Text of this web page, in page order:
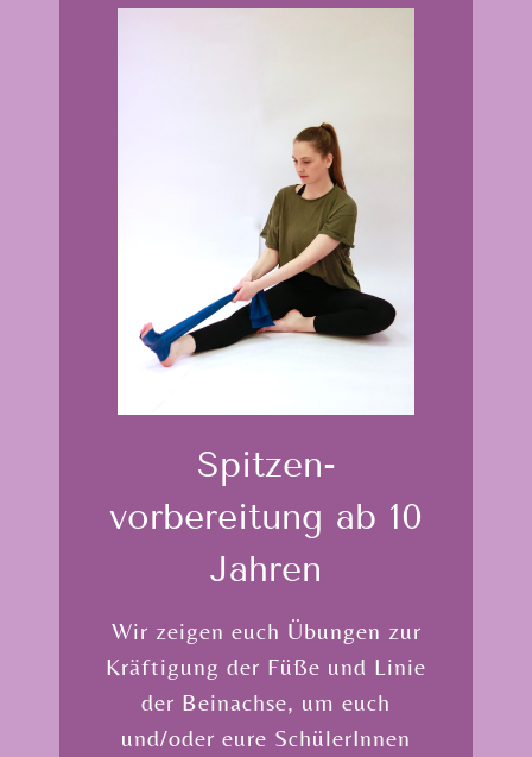
Spitzen­
vorbereitung ab 10
Jahren
Wir zeigen euch Übungen zur
Kräftigung der Füße und Linie
der Beinachse, um euch
und/oder eure SchülerInnen